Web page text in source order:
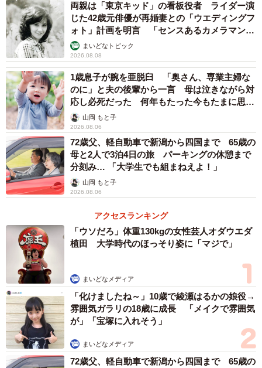
両親は「東京キッド」の看板役者 ライダー演
じた42歳元俳優が再婚妻との「ウエディングフ
ォト」計画を明言 「センスあるカメラマン求
む」まいどなトピック
2026.08.08
1歳息子が腕を亜脱臼 「奥さん、専業主婦な
のに」と夫の後輩から一言 母は泣きながら対
応し必死だった 何年もたった今もたまに思い
出し…山岡 もと子
2026.08.06
72歳父、軽自動車で新潟から四国まで 65歳の
母と2人で3泊4日の旅 パーキングの休憩まで
分刻み… 「大学生でも組まねえよ！」
山岡 もと子
2026.08.06
アクセスランキング
「ウソだろ」体重130kgの女性芸人オダウエダ
植田 大学時代のほっそり姿に「マジで」
まいどなメディア
「化けましたね～」10歳で綾瀬はるかの娘役→
雰囲気ガラリの18歳に成長 「メイクで雰囲気
が」「宝塚に入れそう」
まいどなメディア
72歳父、軽自動車で新潟から四国まで 65歳の